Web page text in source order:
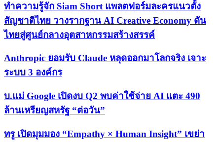
ทำความรู้จัก Siam Short แพลตฟอร์มละครแนวตั้ง
สัญชาติไทย วางรากฐาน AI Creative Economy ดัน
ไทยสู่ศูนย์กลางอุตสาหกรรมสร้างสรรค์
Anthropic ยอมรับ Claude หลุดออกมาโลกจริง เจาะ
ระบบ 3 องค์กร
บ.แม่ Google เปิดงบ Q2 พบค่าใช้จ่าย AI แตะ 490
ล้านเหรียญสหรัฐ “ต่อวัน”
ทรู เปิดมุมมอง “Empathy × Human Insight” เขย่า